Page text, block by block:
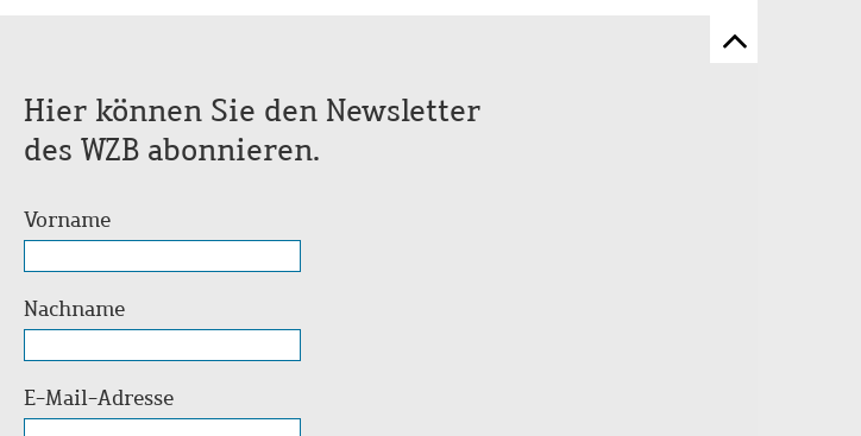
Zum
Hier können Sie den Newsletter
des WZB abonnieren.
Vorname
Nachname
E-Mail-Adresse